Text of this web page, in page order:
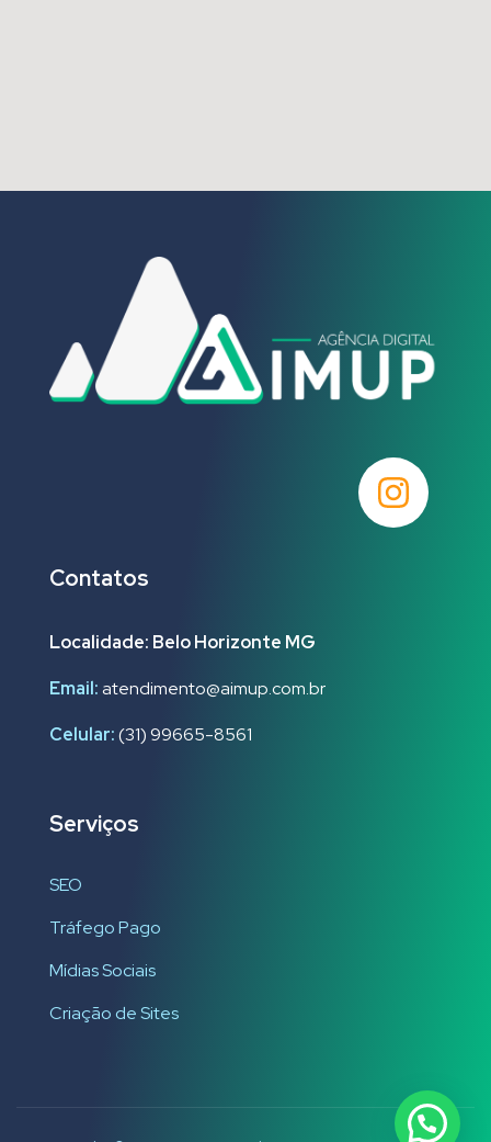
Contatos
Localidade: Belo Horizonte MG
Email:atendimento@aimup.com.br
Celular:(31) 99665-8561
Serviços
SEO
Tráfego Pago
Mídias Sociais
Criação de Sites